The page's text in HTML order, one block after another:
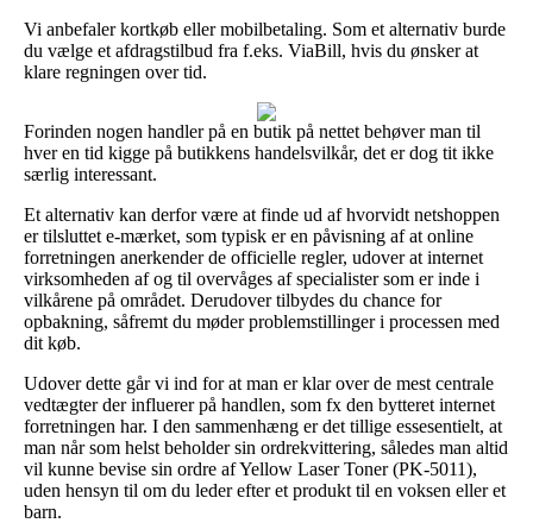
Vi anbefaler kortkøb eller mobilbetaling. Som et alternativ burde
du vælge et afdragstilbud fra f.eks. ViaBill, hvis du ønsker at
klare regningen over tid.
Forinden nogen handler på en butik på nettet behøver man til
hver en tid kigge på butikkens handelsvilkår, det er dog tit ikke
særlig interessant.
Et alternativ kan derfor være at finde ud af hvorvidt netshoppen
er tilsluttet e-mærket, som typisk er en påvisning af at online
forretningen anerkender de officielle regler, udover at internet
virksomheden af og til overvåges af specialister som er inde i
vilkårene på området. Derudover tilbydes du chance for
opbakning, såfremt du møder problemstillinger i processen med
dit køb.
Udover dette går vi ind for at man er klar over de mest centrale
vedtægter der influerer på handlen, som fx den bytteret internet
forretningen har. I den sammenhæng er det tillige essesentielt, at
man når som helst beholder sin ordrekvittering, således man altid
vil kunne bevise sin ordre af Yellow Laser Toner (PK-5011),
uden hensyn til om du leder efter et produkt til en voksen eller et
barn.